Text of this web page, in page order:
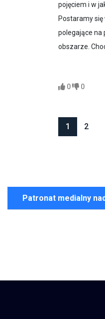
pojęciem i w
Postaramy
polegające na
obszarze.
0
0
1 2
Patronat medialny